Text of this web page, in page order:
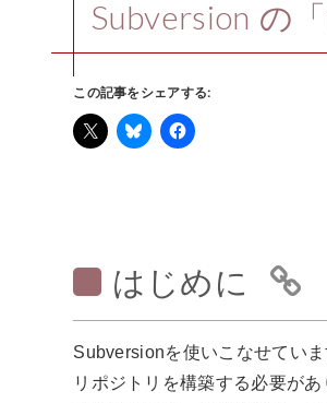
Subversion の
この記事をシェアする:
はじめに
Subversionを使いこなせてい
リポジトリを構築する必要が